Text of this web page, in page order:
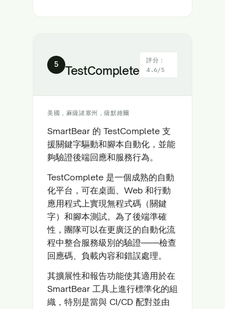
5 TestComplete
評分：
4.6/5
美國，麻薩諸塞州，薩默維爾
SmartBear 的 TestComplete 支
援關鍵字驅動和腳本自動化，並能
夠驗證後端回應和服務行為。
TestComplete 是一個成熟的自動
化平台，可在桌面、Web 和行動
應用程式上實現無程式碼（關鍵
字）和腳本測試。為了後端準確
性，團隊可以在更廣泛的自動化流
程中整合服務級別的驗證——檢查
回應碼、負載內容和錯誤處理。
其擴展性和報告功能使其適用於在
SmartBear 工具上進行標準化的組
織，特別是當與 CI/CD 配對並由